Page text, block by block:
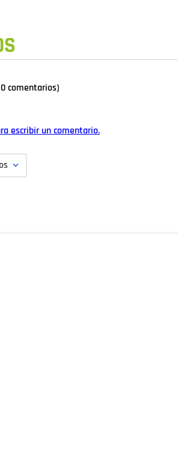
comentarios)
escribir un comentario.